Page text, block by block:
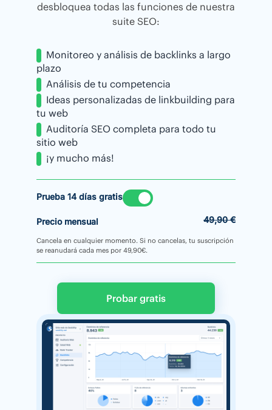
desbloquea todas las funciones de nuestra
suite SEO:
Monitoreo y análisis de backlinks a largo
plazo
Análisis de tu competencia
Ideas personalizadas de linkbuilding para
tu web
Auditoría SEO completa para todo tu
sitio web
¡y mucho más!
Prueba 14 días gratis
Precio mensual 49,90 €
Cancela en cualquier momento. Si no cancelas, tu suscripción
se reanudará cada mes por 49,90€.
Probar gratis